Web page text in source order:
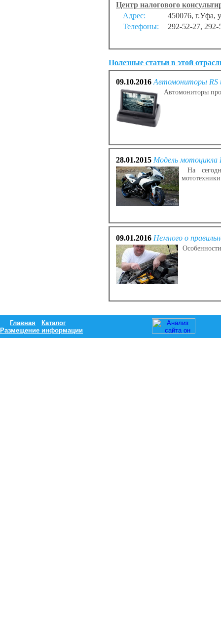
Центр налогового
Адрес:
450076, г.Уфа,
Телефоны:
292-52-27, 292-
Полезные статьи в этой
09.10.2016 Автомониторы RS
Автомониторы
28.01.2015 Модель мотоцикла
На
09.01.2016 Немного о
Главная
Каталог
Размещение информации